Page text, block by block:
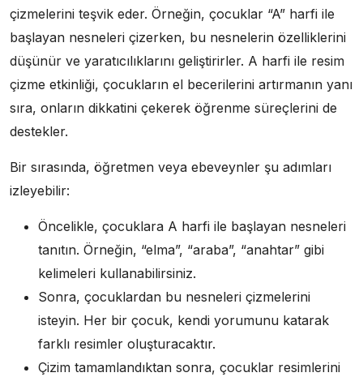
çizmelerini teşvik eder. Örneğin, çocuklar “A” harfi ile
başlayan nesneleri çizerken, bu nesnelerin özelliklerini
düşünür ve yaratıcılıklarını geliştirirler. A harfi ile resim
çizme etkinliği, çocukların el becerilerini artırmanın yanı
sıra, onların dikkatini çekerek öğrenme süreçlerini de
destekler.
Bir sırasında, öğretmen veya ebeveynler şu adımları
izleyebilir:
Öncelikle, çocuklara A harfi ile başlayan nesneleri
tanıtın. Örneğin, “elma”, “araba”, “anahtar” gibi
kelimeleri kullanabilirsiniz.
Sonra, çocuklardan bu nesneleri çizmelerini
isteyin. Her bir çocuk, kendi yorumunu katarak
farklı resimler oluşturacaktır.
Çizim tamamlandıktan sonra, çocuklar resimlerini